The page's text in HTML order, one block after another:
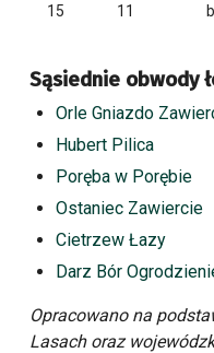
15 11
Sąsiednie obwody
Orle Gniazdo
Hubert Pilica
Poręba w Porębie
Ostaniec Zawiercie
Cietrzew Łazy
Darz Bór
Opracowano na
Lasach oraz